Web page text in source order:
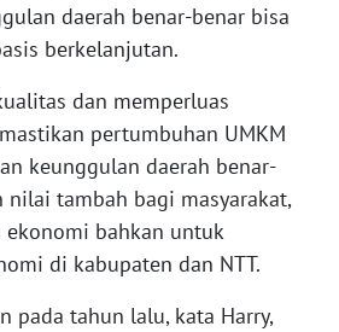
daerah benar-benar bisa
berkelanjutan.
dan memperluas
pertumbuhan UMKM
keunggulan daerah benar-
nilai tambah bagi masyarakat,
ekonomi bahkan untuk
di kabupaten dan NTT.
pada tahun lalu, kata Harry,